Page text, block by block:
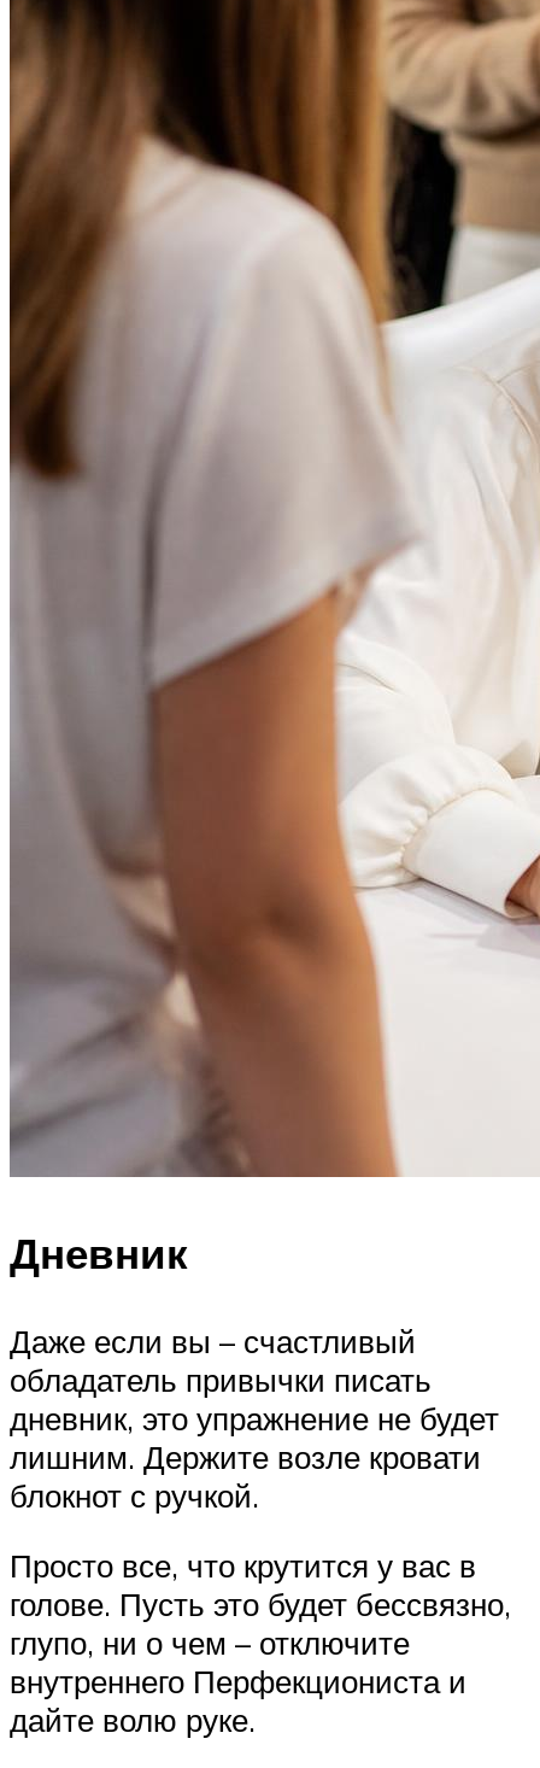
Дневник
Даже если вы – счастливый
обладатель привычки писать
дневник, это упражнение не будет
лишним. Держите возле кровати
блокнот с ручкой.
Просто все, что крутится у вас в
голове. Пусть это будет бессвязно,
глупо, ни о чем – отключите
внутреннего Перфекциониста и
дайте волю руке.